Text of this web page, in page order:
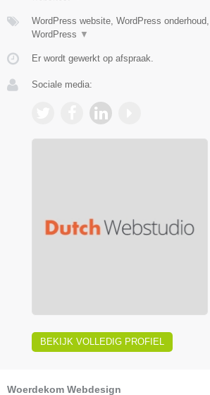
WordPress website, WordPress
WordPress ▼
Er wordt gewerkt op afspraak.
Sociale media:
BEKIJK VOLLEDIG PROFIEL
Woerdekom Webdesign